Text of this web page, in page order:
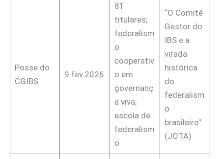
Posse do
CGIBS
9.fev.2026
81
titulares;
federalism
o
cooperativ
o em
governanç
a viva;
escola de
federalism
o
“O Comitê
Gestor do
IBS e a
virada
histórica
do
federalism
o
brasileiro”
(JOTA)